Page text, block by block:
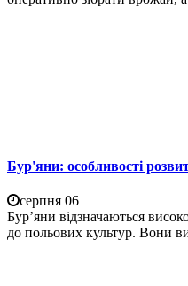
Бур'яни: особливості
серпня 06
Бур’яни відзначаються
до польових культур. Вони